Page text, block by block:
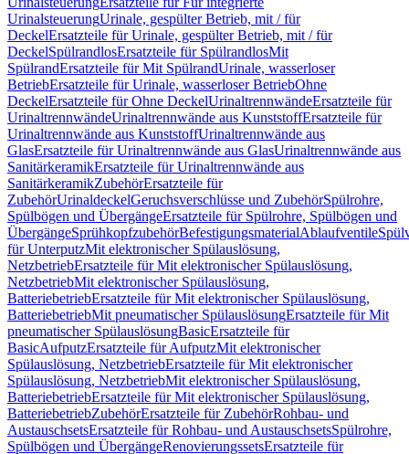
UrinalsteuerungUrinale, gespülter Betrieb, mit / für
DeckelErsatzteile für Urinale, gespülter Betrieb, mit / für
DeckelSpülrandlosErsatzteile für SpülrandlosMit
SpülrandErsatzteile für Mit SpülrandUrinale, wasserloser
BetriebErsatzteile für Urinale, wasserloser BetriebOhne
DeckelErsatzteile für Ohne DeckelUrinaltrennwändeErsatzteile für
UrinaltrennwändeUrinaltrennwände aus KunststoffErsatzteile für
Urinaltrennwände aus KunststoffUrinaltrennwände aus
GlasErsatzteile für Urinaltrennwände aus GlasUrinaltrennwände aus
SanitärkeramikErsatzteile für Urinaltrennwände aus
SanitärkeramikZubehörErsatzteile für
ZubehörUrinaldeckelGeruchsverschlüsse und ZubehörSpülrohre,
Spülbögen und ÜbergängeErsatzteile für Spülrohre, Spülbögen und
ÜbergängeSprühkopfzubehörBefestigungsmaterialAblaufventile
für UnterputzMit elektronischer Spülauslösung,
NetzbetriebErsatzteile für Mit elektronischer Spülauslösung,
NetzbetriebMit elektronischer Spülauslösung,
BatteriebetriebErsatzteile für Mit elektronischer Spülauslösung,
BatteriebetriebMit pneumatischer SpülauslösungErsatzteile für Mit
pneumatischer SpülauslösungBasicErsatzteile für
BasicAufputzErsatzteile für AufputzMit elektronischer
Spülauslösung, NetzbetriebErsatzteile für Mit elektronischer
Spülauslösung, NetzbetriebMit elektronischer Spülauslösung,
BatteriebetriebErsatzteile für Mit elektronischer Spülauslösung,
BatteriebetriebZubehörErsatzteile für ZubehörRohbau- und
AustauschsetsErsatzteile für Rohbau- und AustauschsetsSpülrohre,
Spülbögen und ÜbergängeRenovierungssetsErsatzteile für